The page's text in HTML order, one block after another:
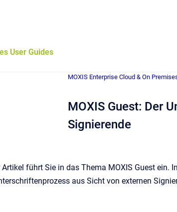
User Guides
MOXIS Enterprise Cloud & On
MOXIS Guest: Der
Signierende
Artikel führt Sie in das Thema MOXIS Guest ein.
aus Sicht von externen